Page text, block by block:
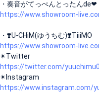
・奏音がてっぺんとったんde❤︎
https://www.showroom-
・❣️U-CHiM(ゆうちむ)❣️TiiiMO
https://www.showroom-
✴︎Twitter
https://twitter.com/
✴︎Instagram
https://www.instagram.com/